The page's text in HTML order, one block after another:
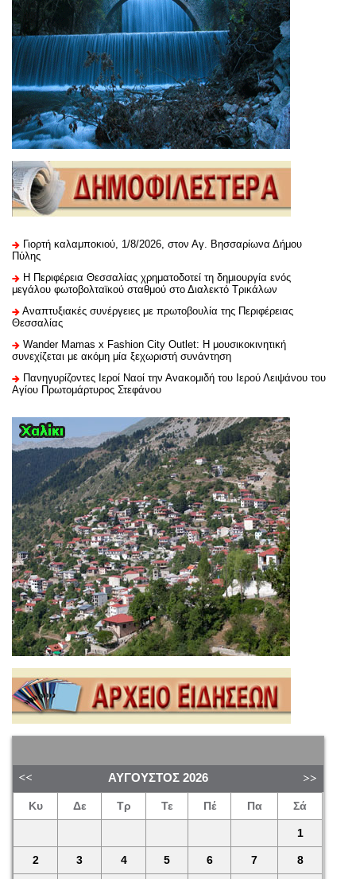
Γιορτή καλαμποκιού, 1/8/2026, στον Αγ. Βησσαρίωνα Δήμου
Πύλης
H Περιφέρεια Θεσσαλίας χρηματοδοτεί τη δημιουργία ενός
μεγάλου φωτοβολταϊκού σταθμού στο Διαλεκτό Τρικάλων
Αναπτυξιακές συνέργειες με πρωτοβουλία της Περιφέρειας
Θεσσαλίας
Wander Mamas x Fashion City Outlet: Η μουσικοκινητική
συνεχίζεται με ακόμη μία ξεχωριστή συνάντηση
Πανηγυρίζοντες Ιεροί Ναοί την Ανακομιδή του Ιερού Λειψάνου του
Αγίου Πρωτομάρτυρος Στεφάνου
ΑΎΓΟΥΣΤΟΣ 2026
Κυ Δε Τρ Τε Πέ Πα Σά
1
2 3 4 5 6 7 8